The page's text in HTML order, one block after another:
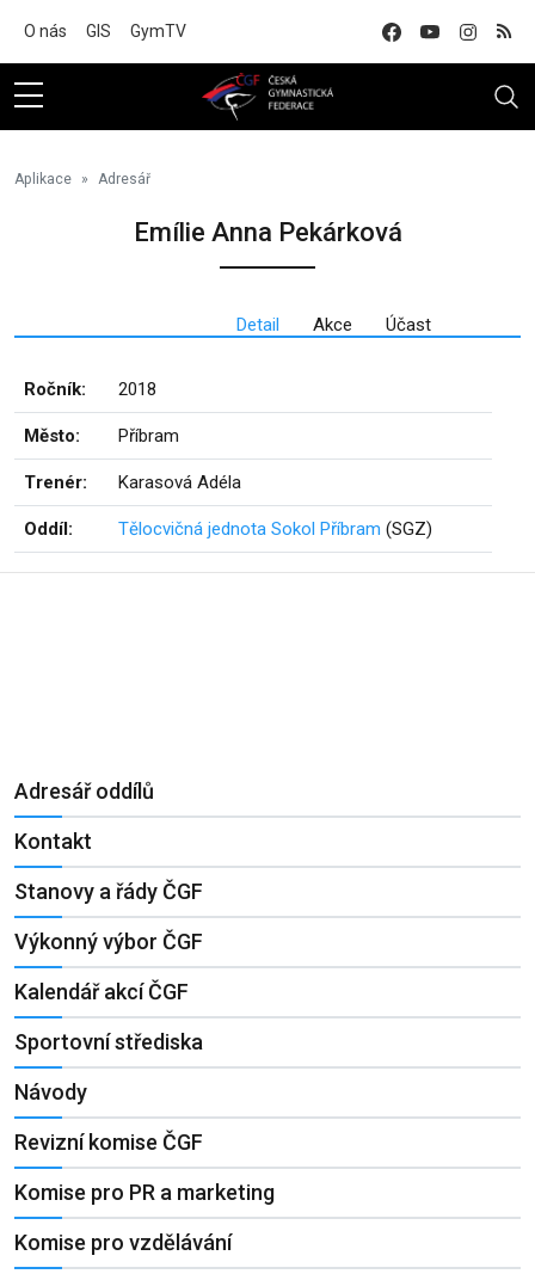
O nás GIS GymTV
Aplikace Adresář
Emílie Anna Pekárková
Detail Akce Účast
Ročník: 2018
Město: Příbram
Trenér: Karasová Adéla
Oddíl: Tělocvičná jednota Sokol Příbram (SGZ)
Adresář oddílů
Kontakt
Stanovy a řády ČGF
Výkonný výbor ČGF
Kalendář akcí ČGF
Sportovní střediska
Návody
Revizní komise ČGF
Komise pro PR a marketing
Komise pro vzdělávání